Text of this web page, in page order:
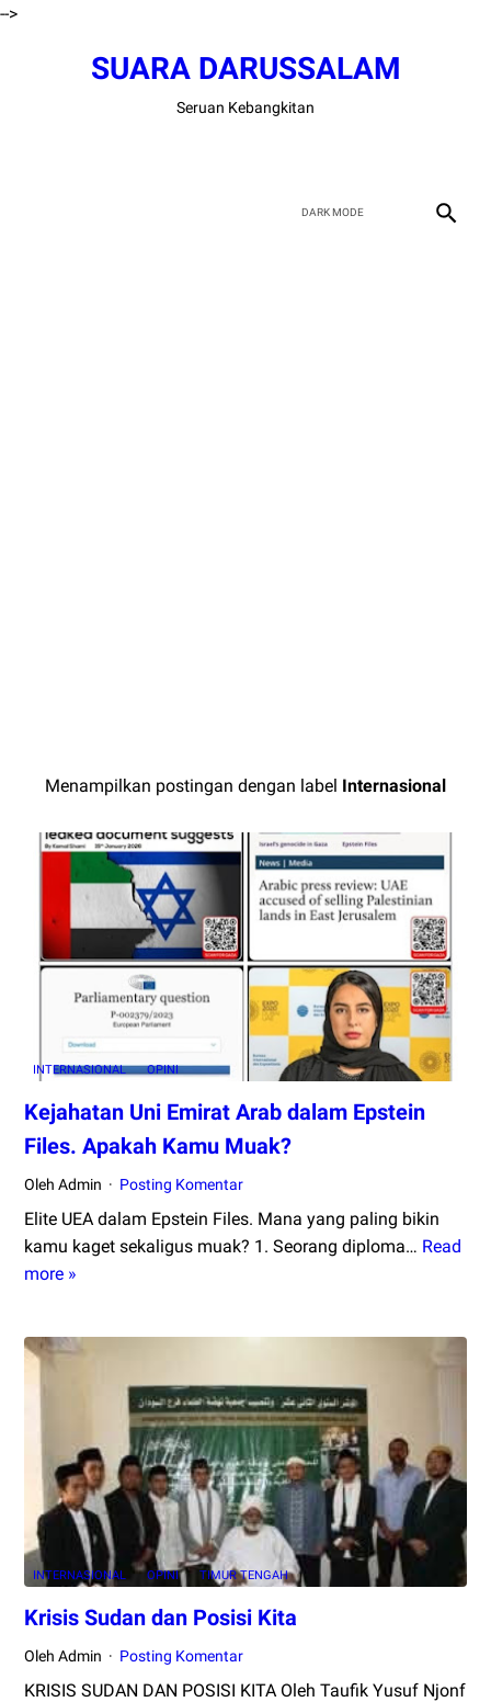
-->
SUARA DARUSSALAM
Seruan Kebangkitan
Menampilkan postingan dengan label Internasional
INTERNASIONAL OPINI
Kejahatan Uni Emirat Arab dalam Epstein
Files. Apakah Kamu Muak?
Oleh Admin Posting Komentar
Elite UEA dalam Epstein Files. Mana yang paling bikin
kamu kaget sekaligus muak? 1. Seorang diploma… Read
more »
Kejahatan
Arab
Epstein
Apakah
Kamu
Muak?
INTERNASIONAL OPINI TIMUR TENGAH
Krisis Sudan dan Posisi Kita
Oleh Admin Posting Komentar
KRISIS SUDAN DAN POSISI KITA Oleh Taufik Yusuf Njonf